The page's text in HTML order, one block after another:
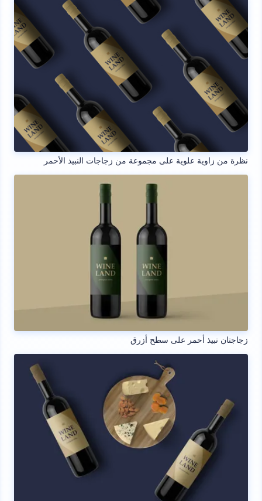
نظرة من زاوية علوية على مجموعة من زجاجات النبيذ الأحمر
زجاجتان نبيذ أحمر على سطح أزرق